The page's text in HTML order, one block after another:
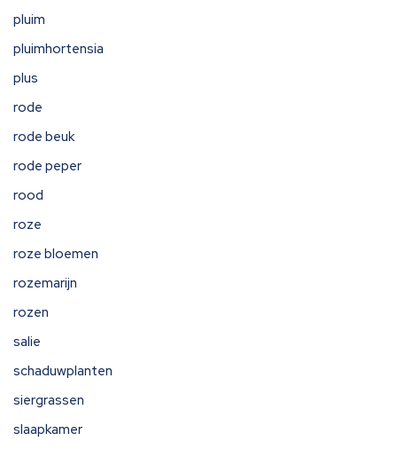
pluim
pluimhortensia
plus
rode
rode beuk
rode peper
rood
roze
roze bloemen
rozemarijn
rozen
salie
schaduwplanten
siergrassen
slaapkamer